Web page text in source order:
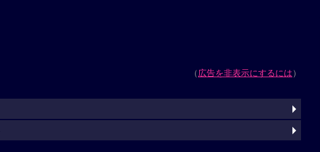
（広告を非表示にするには）